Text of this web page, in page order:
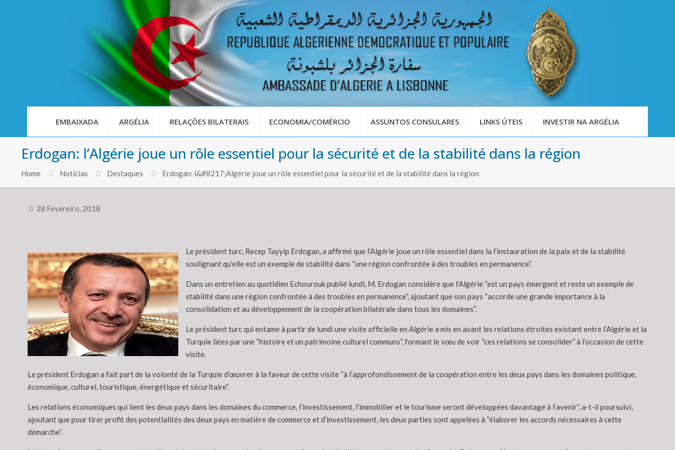
EMBAIXADA ARGÉLIA RELAÇÕES BILATERAIS ECONOMIA/COMÉRCIO ASSUNTOS CONSULARES LINKS ÚTEIS INVESTIR NA ARGÉLIA
Erdogan: l’Algérie joue un rôle essentiel pour la sécurité et de la stabilité dans la région
Home Notícias Destaques Erdogan: l&#8217;Algérie joue un rôle essentiel pour la sécurité et de la stabilité dans la région
28 Fevereiro, 2018
Le président turc, Recep Tayyip Erdogan, a affirmé que l’Algérie joue un rôle essentiel dans la l’instauration de la paix et de la stabilité
soulignant qu’elle est un exemple de stabilité dans “une région confrontée à des troubles en permanence”.
Dans un entretien au quotidien Echourouk publié lundi, M. Erdogan considère que l’Algérie “est un pays émergent et reste un exemple de
stabilité dans une région confrontée à des troubles en permanence”, ajoutant que son pays “accorde une grande importance à la
consolidation et au développement de la coopération bilatérale dans tous les domaines”.
Le président turc qui entame à partir de lundi une visite officielle en Algérie a mis en avant les relations étroites existant entre l’Algérie et la
Turquie liées par une “histoire et un patrimoine culturel communs”, formant le vœu de voir “ces relations se consolider” à l’occasion de cette
visite.
Le président Erdogan a fait part de la volonté de la Turquie d’œuvrer à la faveur de cette visite “à l’approfondissement de la coopération entre les deux pays dans les domaines politique,
économique, culturel, touristique, énergétique et sécuritaire”.
Les relations économiques qui lient les deux pays dans les domaines du commerce, l’investissement, l’immobilier et le tourisme seront développées davantage à l’avenir”, a-t-il poursuivi,
ajoutant que pour tirer profit des potentialités des deux pays en matière de commerce et d’investissement, les deux parties sont appelées à “élaborer les accords nécessaires à cette
démarche”.